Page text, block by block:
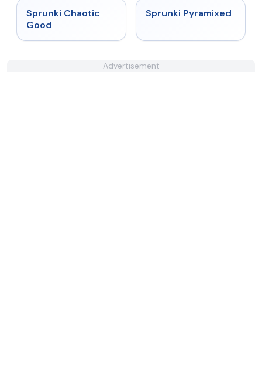
★
Sprunki Chaotic
Good
★ 4.7
Sprunki Pyramixed
Advertisement